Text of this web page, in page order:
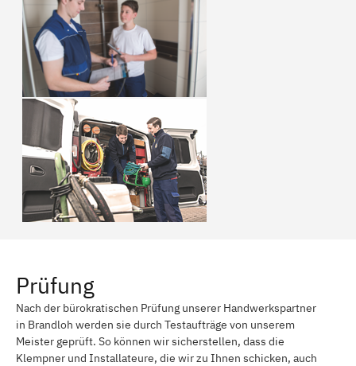
Prüfung
Nach der bürokratischen Prüfung unserer Handwerkspartner
in Brandloh werden sie durch Testaufträge von unserem
Meister geprüft. So können wir sicherstellen, dass die
Klempner und Installateure, die wir zu Ihnen schicken, auch